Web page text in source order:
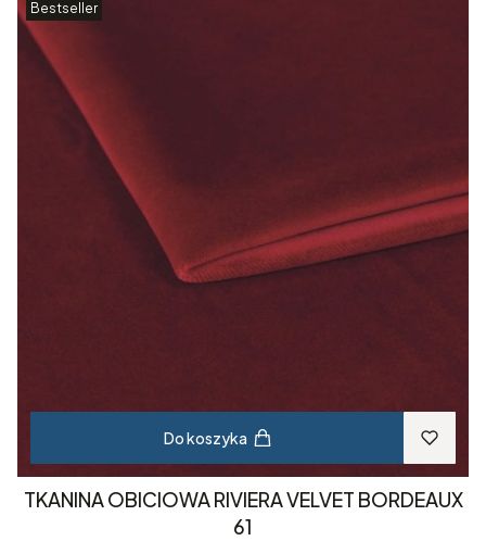
Bestseller
Do koszyka
TKANINA OBICIOWA RIVIERA VELVET BORDEAUX
61